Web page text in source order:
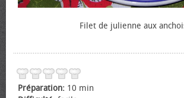
Filet de julienne aux
Préparation: 10 min